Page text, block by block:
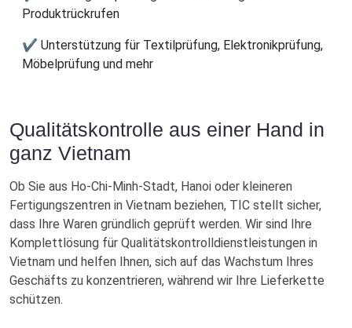
Produktrückrufen
✔ Unterstützung für Textilprüfung, Elektronikprüfung,
Möbelprüfung und mehr
Qualitätskontrolle aus einer Hand in
ganz Vietnam
Ob Sie aus Ho-Chi-Minh-Stadt, Hanoi oder kleineren
Fertigungszentren in Vietnam beziehen, TIC stellt sicher,
dass Ihre Waren gründlich geprüft werden. Wir sind Ihre
Komplettlösung für Qualitätskontrolldienstleistungen in
Vietnam und helfen Ihnen, sich auf das Wachstum Ihres
Geschäfts zu konzentrieren, während wir Ihre Lieferkette
schützen.